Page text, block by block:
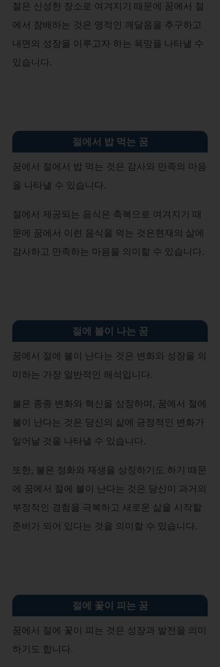
절은 신성한 장소로 여겨지기 때문에 꿈에서 절
에서 참배하는 것은 영적인 깨달음을 추구하고
내면의 성장을 이루고자 하는 욕망을 나타낼 수
있습니다.
절에서 밥 먹는 꿈
꿈에서 절에서 밥 먹는 것은 감사와 만족의 마음
을 나타낼 수 있습니다.
절에서 제공되는 음식은 축복으로 여겨지기 때
문에 꿈에서 이런 음식을 먹는 것은현재의 삶에
감사하고 만족하는 마음을 의미할 수 있습니다.
절에 불이 나는 꿈
꿈에서 절에 불이 난다는 것은 변화와 성장을 의
미하는 가장 일반적인 해석입니다.
불은 종종 변화와 혁신을 상징하며, 꿈에서 절에
불이 난다는 것은 당신의 삶에 긍정적인 변화가
일어날 것을 나타낼 수 있습니다.
또한, 불은 정화와 재생을 상징하기도 하기 때문
에 꿈에서 절에 불이 난다는 것은 당신이 과거의
부정적인 경험을 극복하고 새로운 삶을 시작할
준비가 되어 있다는 것을 의미할 수 있습니다.
절에 꽃이 피는 꿈
꿈에서 절에 꽃이 피는 것은 성장과 발전을 의미
하기도 합니다.